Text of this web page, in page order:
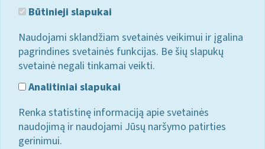
Būtinieji slapukai
Naudojami sklandžiam svetainės veikimui ir įgalina
pagrindines svetainės funkcijas. Be šių slapukų
svetainė negali tinkamai veikti.
Analitiniai slapukai
Renka statistinę informaciją apie svetainės
naudojimą ir naudojami Jūsų naršymo patirties
gerinimui.